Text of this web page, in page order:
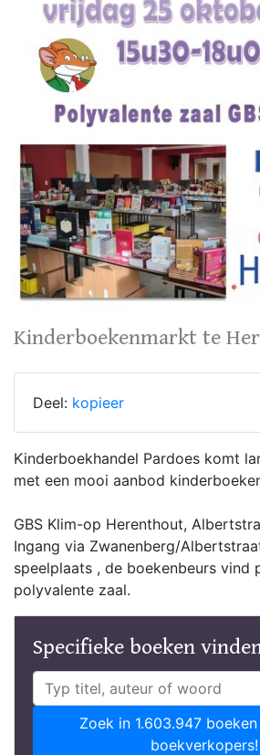
Kinderboekenmarkt te
Deel: kopieer
Kinderboekhandel Pardoes komt
met een mooi aanbod
GBS Klim-op Herenthout,
Ingang via Zwanenberg/
speelplaats , de boekenbeurs vind
polyvalente zaal.
Specifieke boeken
Zoek in 1.603.947
boekverkopers!